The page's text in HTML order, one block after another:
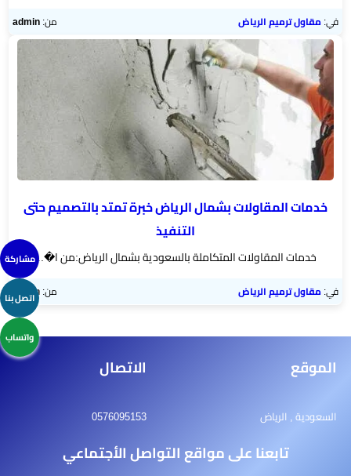
في:مقاول ترميم الرياض من:admin
خدمات المقاولات بشمال الرياض خبرة تمتد بالتصميم حتى
التنفيذ
خدمات المقاولات المتكاملة بالسعودية بشمال الرياض:من ا�...
في:مقاول ترميم الرياض من:admin
الموقع الاتصال
السعودية , الرياض 0576095153
تابعنا على مواقع التواصل الأجتماعي
مشاركة
اتصل بنا
واتساب